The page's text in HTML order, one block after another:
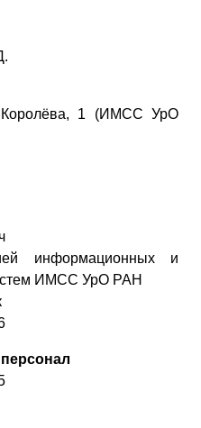
Королёва, 1 (ИМСС УрО
информационных и
ИМСС УрО РАН